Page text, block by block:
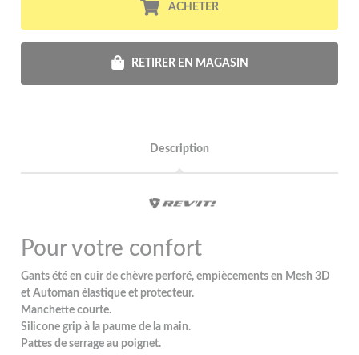
ACHETER
RETIRER EN MAGASIN
Description
Pour votre confort
Gants été en cuir de chèvre perforé, empiècements en Mesh 3D
et Automan élastique et protecteur.
Manchette courte.
Silicone grip à la paume de la main.
Pattes de serrage au poignet.